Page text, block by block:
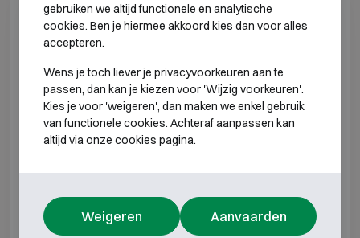
Salvus Rome 4 H810 B680 D510
Salvus Rome 6 H1010 B680 D510
Salvus Rome 7 H1200 B850 D660
Salvus Rome 8 H1320 B680 D510 H1193
Salvus Rome 9 H1320 B850 D510 H1173
gebruiken we altijd functionele en analytische
cookies. Ben je hiermee akkoord kies dan voor alles
accepteren.
Wens je toch liever je privacyvoorkeuren aan te
passen, dan kan je kiezen voor 'Wijzig voorkeuren'.
Kies je voor 'weigeren', dan maken we enkel gebruik
van functionele cookies. Achteraf aanpassen kan
altijd via onze cookies pagina.
Weigeren Aanvaarden